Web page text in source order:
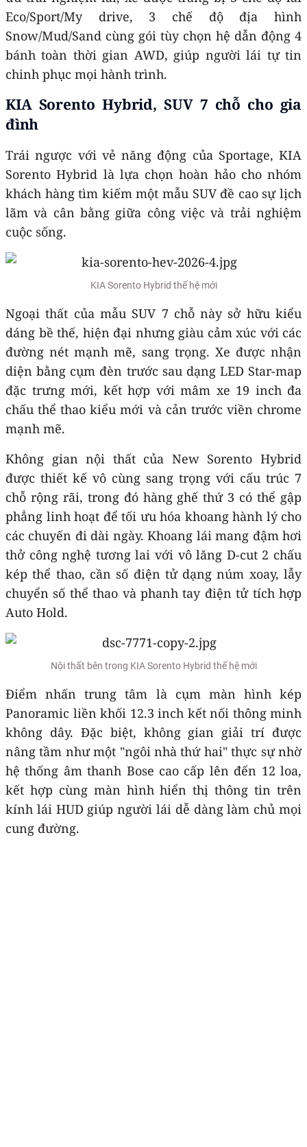
Eco/Sport/My drive, 3 chế độ địa hình
Snow/Mud/Sand cùng gói tùy chọn hệ dẫn động 4
bánh toàn thời gian AWD, giúp người lái tự tin
chinh phục mọi hành trình.
KIA Sorento Hybrid, SUV 7 chỗ cho gia
đình
Trái ngược với vẻ năng động của Sportage, KIA
Sorento Hybrid là lựa chọn hoàn hảo cho nhóm
khách hàng tìm kiếm một mẫu SUV đề cao sự lịch
lãm và cân bằng giữa công việc và trải nghiệm
cuộc sống.
KIA Sorento Hybrid thế hệ mới
Ngoại thất của mẫu SUV 7 chỗ này sở hữu kiểu
dáng bề thế, hiện đại nhưng giàu cảm xúc với các
đường nét mạnh mẽ, sang trọng. Xe được nhận
diện bằng cụm đèn trước sau dạng LED Star-map
đặc trưng mới, kết hợp với mâm xe 19 inch đa
chấu thể thao kiểu mới và cản trước viền chrome
mạnh mẽ.
Không gian nội thất của New Sorento Hybrid
được thiết kế vô cùng sang trọng với cấu trúc 7
chỗ rộng rãi, trong đó hàng ghế thứ 3 có thể gập
phẳng linh hoạt để tối ưu hóa khoang hành lý cho
các chuyến đi dài ngày. Khoang lái mang đậm hơi
thở công nghệ tương lai với vô lăng D-cut 2 chấu
kép thể thao, cần số điện tử dạng núm xoay, lẫy
chuyển số thể thao và phanh tay điện tử tích hợp
Auto Hold.
Nội thất bên trong KIA Sorento Hybrid thế hệ mới
Điểm nhấn trung tâm là cụm màn hình kép
Panoramic liền khối 12.3 inch kết nối thông minh
không dây. Đặc biệt, không gian giải trí được
nâng tầm như một "ngôi nhà thứ hai" thực sự nhờ
hệ thống âm thanh Bose cao cấp lên đến 12 loa,
kết hợp cùng màn hình hiển thị thông tin trên
kính lái HUD giúp người lái dễ dàng làm chủ mọi
cung đường.